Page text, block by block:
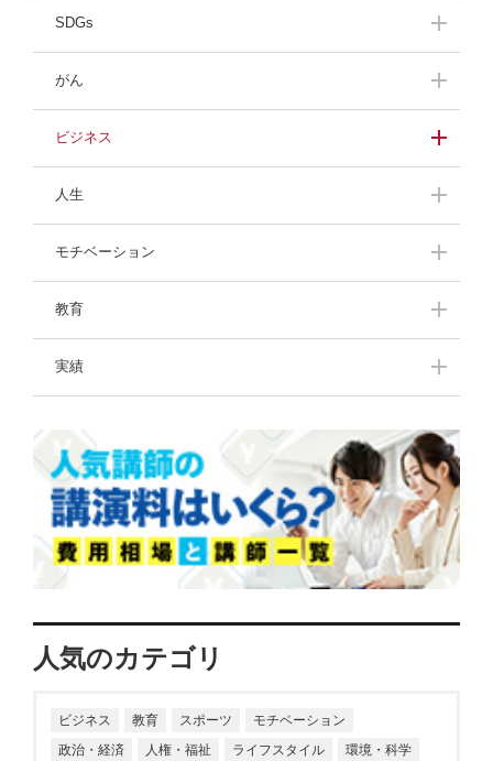
講演会開催準備
SDGs
持続可能な社会を目指
がん
がんの体験者の声
ビジネス
緊張しないスピーチ
人生
人生最大の危機
モチベーション
挑戦し続ける人たち
教育
中高生のきみたちへー
ー
めな本
わたしの子育て体験記
ママパパお役立ち情
報！豊かな子育て
実績
人気のカテゴリ
ビジネス 教育 スポーツ
モチベーション
政治・経済
人権・福祉 ライフスタイル 環境・科学